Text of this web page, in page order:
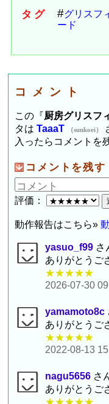
タグ グリスフ
ード
コメント
この『厨房グリスフ
タはTaaaT （sunkoei）
入ったらコメントを
コメントを残す
評価：
動作報告はこちら»
yasuo_f99 さ
ありがとうご
★★★★★
2026-07-30
yamamoto8c
ありがとうご
★★★★★
2022-08-13
nagu5656 さ
ありがとうご
★★★★★